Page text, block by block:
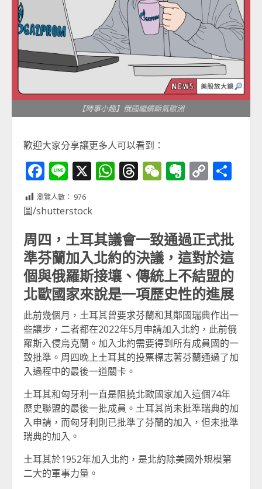
【時事小趣】俄國繼續斷氣歐洲
歡迎大家分享讓更多人可以看到：
Facebook
Line
X WhatsApp
Threads
WeChat
Evernote
Copy
瀏覽人數： 976
圖/shutterstock
周四，土耳其議會一致通過正式批
準芬蘭加入北約的決議，這對於這
個與俄羅斯接壤、傳統上不結盟的
北歐國家來說是一項歷史性的進展
此前幾個月，土耳其曾要求芬蘭和其鄰國瑞典作出一
些讓步，二者都在2022年5月申請加入北約，此前俄
羅斯入侵烏克蘭。加入北約需要得到所有成員國的一
致批準。周四晚上土耳其的投票標志著芬蘭通過了加
入過程中的最後一道關卡。
土耳其和匈牙利一直是阻撓北歐國家加入這個74年
歷史聯盟的最後一批成員。土耳其尚未批準瑞典的加
入申請，而匈牙利則已批準了芬蘭的加入，但未批準
瑞典的加入。
土耳其於1952年加入北約，是北約除美國外規模第
二大的軍事力量。